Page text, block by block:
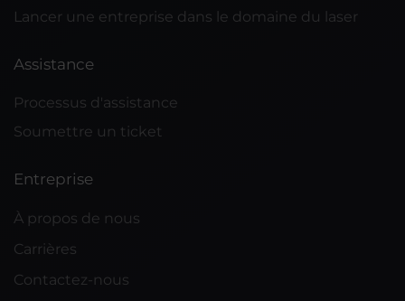
Lancer une entreprise dans le domaine du laser
Assistance
Processus d'assistance
Soumettre un ticket
Entreprise
À propos de nous
Carrières
Contactez-nous